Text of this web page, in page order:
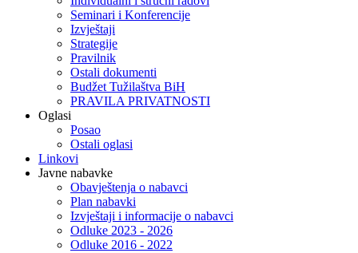
Seminari i Konferencije
Izvještaji
Strategije
Pravilnik
Ostali dokumenti
Budžet Tužilaštva BiH
PRAVILA PRIVATNOSTI
Oglasi
Posao
Ostali oglasi
Linkovi
Javne nabavke
Obavještenja o nabavci
Plan nabavki
Izvještaji i informacije o nabavci
Odluke 2023 - 2026
Odluke 2016 - 2022